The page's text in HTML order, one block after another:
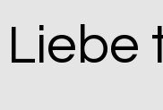
Liebe